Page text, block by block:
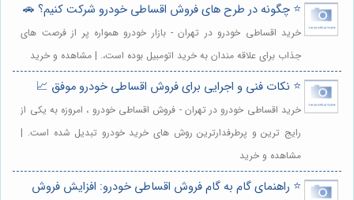
⭐️ چگونه در طرح های فروش اقساطی خودرو شرکت کنیم؟ 🚗
خرید اقساطی خودرو در تهران - بازار خودرو همواره پر از فرصت های
جذاب برای علاقه مندان به خرید اتومبیل بوده است،. | مشاهده و خرید
⭐️ نکات فنی و اجرایی برای فروش اقساطی خودرو موفق 📈
خرید اقساطی خودرو در تهران - فروش اقساطی خودرو ، امروزه به یکی از
رایج ترین و پرطرفدارترین روش های خرید خودرو تبدیل شده است. |
مشاهده و خرید
⭐️ راهنمای گام به گام فروش اقساطی خودرو: افزایش فروش